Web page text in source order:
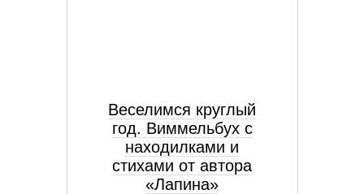
Веселимся круглый
год. Виммельбух с
находилками и
стихами от автора
«Лапина»